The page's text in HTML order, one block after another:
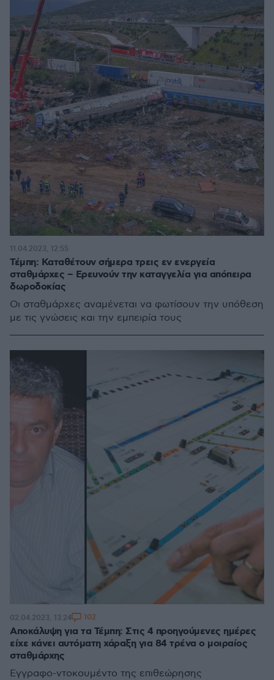
Τέμπη: Καταθέτουν σήμερα τρεις εν ενεργεία
σταθμάρχες – Ερευνούν την καταγγελία για απόπειρα
δωροδοκίας
Οι σταθμάρχες αναμένεται να φωτίσουν την υπόθεση
με τις γνώσεις και την εμπειρία τους
11.04.2023, 12:55
Αποκάλυψη για τα Τέμπη: Στις 4 προηγούμενες ημέρες
είχε κάνει αυτόματη χάραξη για 84 τρένα ο μοιραίος
σταθμάρχης
Εγγραφο-ντοκουμέντο της επιθεώρησης
02.04.2023, 13:24 102